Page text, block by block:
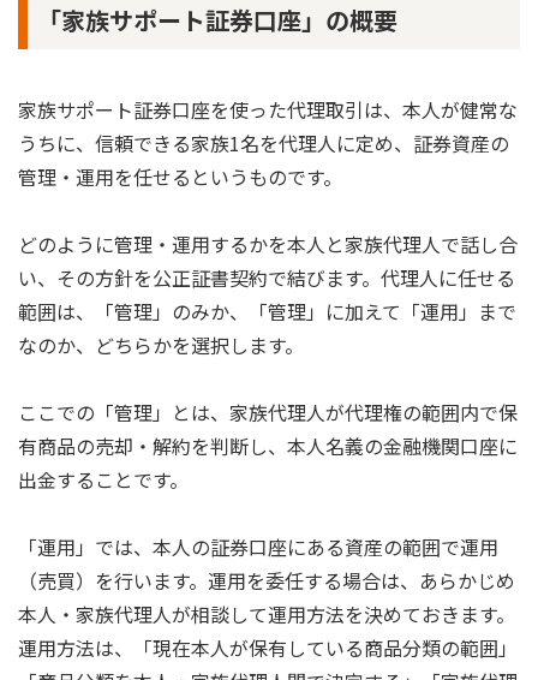
「家族サポート証券口座」の概要
家族サポート証券口座を使った代理取引は、本人が健常な
うちに、信頼できる家族1名を代理人に定め、証券資産の
管理・運用を任せるというものです。
どのように管理・運用するかを本人と家族代理人で話し合
い、その方針を公正証書契約で結びます。代理人に任せる
範囲は、「管理」のみか、「管理」に加えて「運用」まで
なのか、どちらかを選択します。
ここでの「管理」とは、家族代理人が代理権の範囲内で保
有商品の売却・解約を判断し、本人名義の金融機関口座に
出金することです。
「運用」では、本人の証券口座にある資産の範囲で運用
（売買）を行います。運用を委任する場合は、あらかじめ
本人・家族代理人が相談して運用方法を決めておきます。
運用方法は、「現在本人が保有している商品分類の範囲」